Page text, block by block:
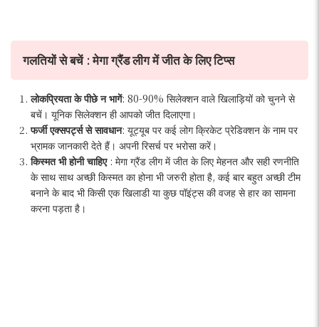
गलतियों से बचें : मेगा ग्रैंड लीग में जीत के लिए टिप्स
लोकप्रियता के पीछे न भागें: 80-90% सिलेक्शन वाले खिलाड़ियों को चुनने से
बचें। यूनिक सिलेक्शन ही आपको जीत दिलाएगा।
फर्जी एक्सपर्ट्स से सावधान: यूट्यूब पर कई लोग क्रिकेट प्रेडिक्शन के नाम पर
भ्रामक जानकारी देते हैं। अपनी रिसर्च पर भरोसा करें।
किस्मत भी होनी चाहिए : मेगा ग्रैंड लीग में जीत के लिए मेहनत और सही रणनीति
के साथ साथ अच्छी किस्मत का होना भी जरुरी होता है, कई बार बहुत अच्छी टीम
बनाने के बाद भी किसी एक खिलाडी या कुछ पॉइंट्स की वजह से हार का सामना
करना पड़ता है।